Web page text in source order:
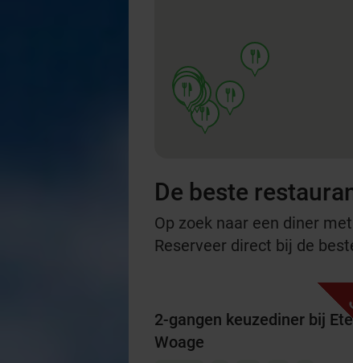
food
food
food
food
food
food
food
food
food
food
food
De beste
Op zoek naar een diner
Reserveer direct bij de
2-gangen keuzediner bij
Woage